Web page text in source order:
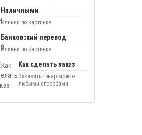
Наличными
Кликни по картинке
Банковский перевод
Кликни по картинке
Как сделать заказ
Заказать товар можно
любыми способами